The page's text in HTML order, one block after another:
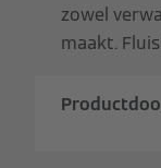
zowel
maakt.